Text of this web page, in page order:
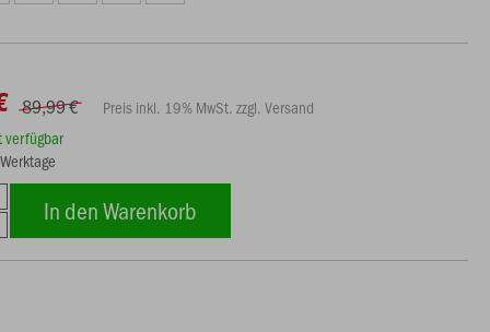
89,99 €
Preis inkl. 19% MwSt. zzgl. Versand
verfügbar
In den Warenkorb